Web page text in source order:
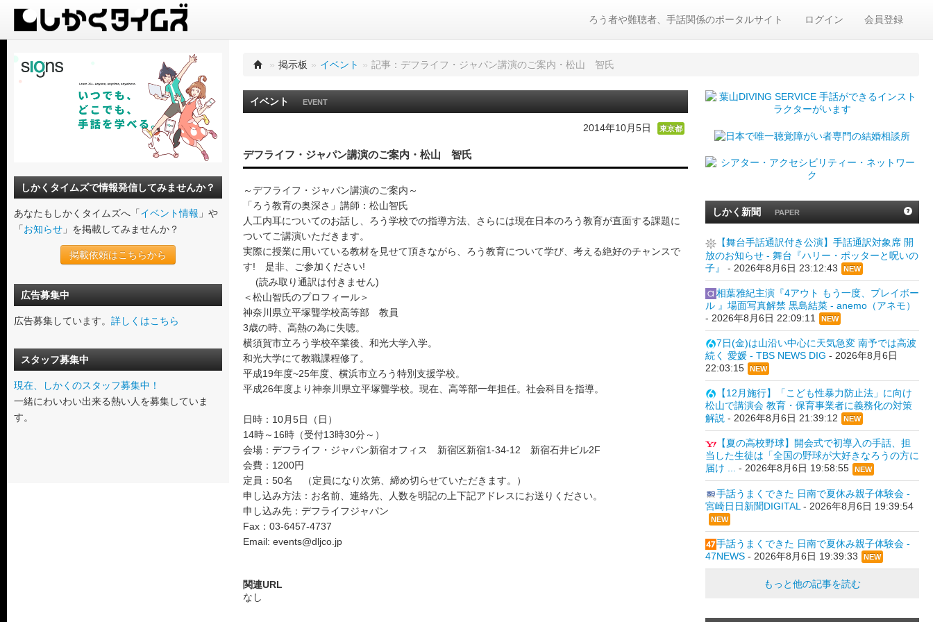
ログイン 会員登録
ろう者や難聴者、手話関係のポータルサイト
しかくタイムズで情報発信してみませんか？
あなたもしかくタイムズへ「イベント情報 」や
「お知らせ 」を掲載してみませんか？
掲載依頼はこちらから
広告募集中
広告募集しています。 詳しくはこちら
スタッフ募集中
現在、しかくのスタッフ募集中！
一緒にわいわい出来る熱い人を募集していま
す。
» 掲示板 » イベント » 記事：デフライフ・ジャパン講演のご案内・松山 智氏
イベント EVENT
2014年10月5日 東京都
デフライフ・ジャパン講演のご案内・松山 智氏
～デフライフ・ジャパン講演のご案内～
「ろう教育の奥深さ」講師：松山智氏
人工内耳についてのお話し、ろう学校での指導方法、さらには現在日本のろう教育が直面する課題に
ついてご講演いただきます。
実際に授業に用いている教材を見せて頂きながら、ろう教育について学び、考える絶好のチャンスで
す! 是非、ご参加ください!
(読み取り通訳は付きません)
＜松山智氏のプロフィール＞
神奈川県立平塚聾学校高等部 教員
3歳の時、高熱の為に失聴。
横須賀市立ろう学校卒業後、和光大学入学。
和光大学にて教職課程修了。
平成19年度~25年度、横浜市立ろう特別支援学校。
平成26年度より神奈川県立平塚聾学校。現在、高等部一年担任。社会科目を指導。
日時：10月5日（日）
14時～16時（受付13時30分～）
会場：デフライフ・ジャパン新宿オフィス 新宿区新宿1-34-12 新宿石井ビル2F
会費：1200円
定員：50名 （定員になり次第、締め切らせていただきます。）
申し込み方法：お名前、連絡先、人数を明記の上下記アドレスにお送りください。
申し込み先：デフライフジャパン
Fax：03-6457-4737
Email: events@dljco.jp
関連URL
なし
しかく新聞 PAPER
【舞台手話通訳付き公演】手話通訳対象席 開
放のお知らせ - 舞台『ハリー・ポッターと呪いの
子』
- 2026年8月6日 23:12:43 NEW
相葉雅紀主演『4アウト もう一度、プレイボー
ル 』場面写真解禁 黒島結菜 - anemo（アネモ）
- 2026年8月6日 22:09:11 NEW
7日(金)は山沿い中心に天気急変 南予では高波
続く 愛媛 - TBS NEWS DIG - 2026年8月6日
22:03:15
NEW
【12月施行】「こども性暴力防止法」に向け
松山で講演会 教育・保育事業者に義務化の対策
解説- 2026年8月6日 21:39:12 NEW
【夏の高校野球】開会式で初導入の手話、担
当した生徒は「全国の野球が大好きなろうの方に
届け ... - 2026年8月6日 19:58:55 NEW
手話うまくできた 日南で夏休み親子体験会 -
宮崎日日新聞DIGITAL - 2026年8月6日 19:39:54
NEW
手話うまくできた 日南で夏休み親子体験会 -
47NEWS- 2026年8月6日 19:39:33 NEW
もっと他の記事を読む